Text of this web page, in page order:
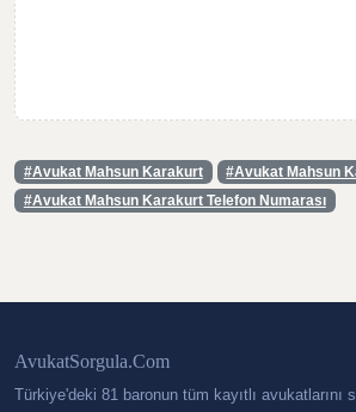
#Avukat Mahsun Karakurt
#Avukat Mahsun
#Avukat Mahsun Karakurt Telefon Numarası
AvukatSorgula.Com
Türkiye'deki 81 baronun tüm kayıtlı avukatlarını